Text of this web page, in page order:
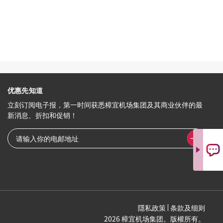
优惠先知道
立刻订阅电子报，第一时间获悉樟宜机场集团及其商业伙伴的最
新消息、折扣和促销！
隱私政策 条款及细则
2026 樟宜机场集团。版權所有。